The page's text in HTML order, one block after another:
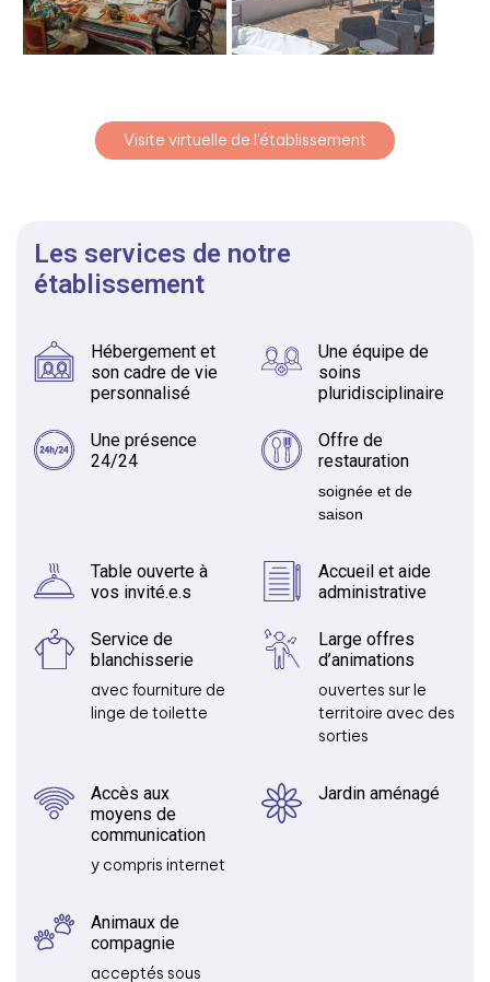
Visite virtuelle de l'établissement
Les services de notre
établissement
Hébergement et
son cadre de vie
personnalisé
Une équipe de
soins
pluridisciplinaire
Une présence
24/24
Offre de
restauration
soignée et de
saison
Table ouverte à
vos invité.e.s
Accueil et aide
administrative
Service de
blanchisserie
avec fourniture de
linge de toilette
Large offres
d’animations
ouvertes sur le
territoire avec des
sorties
Accès aux
moyens de
communication
y compris internet
Jardin aménagé
Animaux de
compagnie
acceptés sous